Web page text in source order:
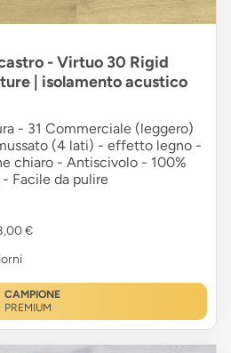
- Virtuo 30 Rigid
| isolamento acustico
- 31 Commerciale (leggero)
(4 lati) - effetto legno -
chiaro - Antiscivolo - 100%
Facile da pulire
€
CAMPIONE
PREMIUM